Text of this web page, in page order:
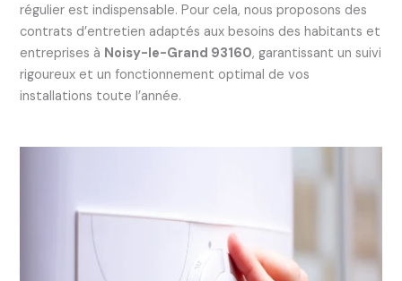
régulier est indispensable. Pour cela, nous proposons des
contrats d’entretien adaptés aux besoins des habitants et
entreprises à Noisy-le-Grand 93160, garantissant un suivi
rigoureux et un fonctionnement optimal de vos
installations toute l’année.